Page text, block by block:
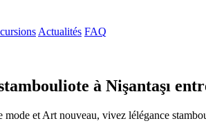
Actualités FAQ
à Nişantaşı
mode et Art nouveau, vivez lélégance